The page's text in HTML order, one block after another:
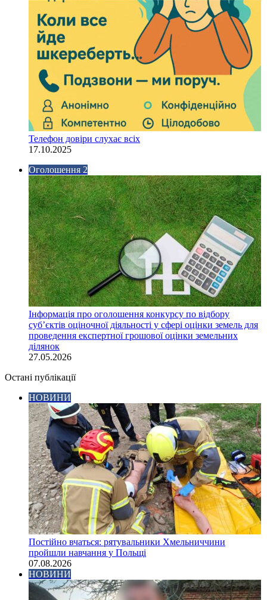
Телефон довіри слухає всіх
17.10.2025
Оголошення 2
Інформація про оголошення конкурсу по відбору
суб’єктів оціночної діяльності у сфері оцінки земель для
проведення експертної грошової оцінки земельних
ділянок
27.05.2026
Остані публікації
НОВИНИ
Постійно вчаться: рятувальники Хмельниччини
пройшли навчання у Польщі
07.08.2026
НОВИНИ